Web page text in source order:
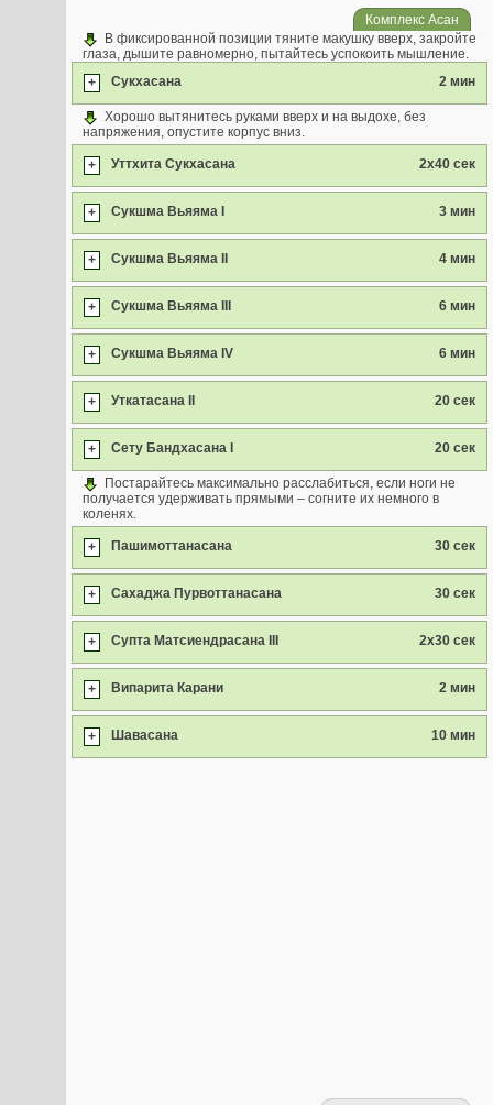
Комплекс Асан
В фиксированной позиции тяните макушку вверх, закройте
глаза, дышите равномерно, пытайтесь успокоить мышление.
+
Сукхасана 2 мин
Хорошо вытянитесь руками вверх и на выдохе, без
напряжения, опустите корпус вниз.
+ Уттхита Сукхасана 2x40 сек
+ Сукшма Вьяяма I 3 мин
+ Сукшма Вьяяма II 4 мин
+ Сукшма Вьяяма III 6 мин
+ Сукшма Вьяяма IV 6 мин
+ Уткатасана II 20 сек
+ Сету Бандхасана I 20 сек
Постарайтесь максимально расслабиться, если ноги не
получается удерживать прямыми – согните их немного в
коленях.
+ Пашимоттанасана 30 сек
+ Сахаджа Пурвоттанасана 30 сек
+ Супта Матсиендрасана III 2x30 сек
+ Випарита Карани 2 мин
+ Шавасана 10 мин